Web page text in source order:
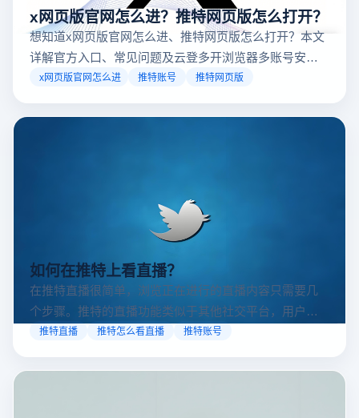
x网页版官网怎么进？推特网页版怎么打开？
想知道x网页版官网怎么进、推特网页版怎么打开？本文
详解官方入口、常见问题及云登多开浏览器多账号安全
访问方案，助你稳定登录高效运营。
x网页版官网怎么进 推特账号 推特网页版
如何在推特上看直播？
在推特直播很简单，浏览正在进行的直播内容只需要几
个步骤。推特的直播功能类似于其他社交平台，用户可
以通过关注自己喜欢的账号、浏览话题标签或查看实时
可以随时随地参与实时互动，无论是关注新闻事件、休
推特直播 推特怎么看直播 推特账号